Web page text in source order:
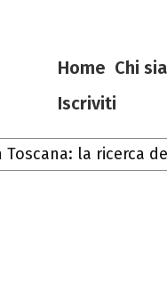
Home Chi
Iscriviti
la ricerca
luglio e agosto 2026